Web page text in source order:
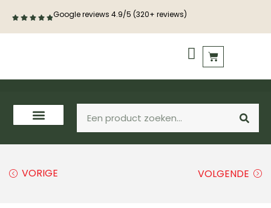
Google reviews 4.9/5 (320+ reviews)
VORIGE VOLGENDE